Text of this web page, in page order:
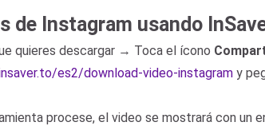
de Instagram usando
quieres descargar → Toca el ícono
es2/download-video-instagram y
procese, el video se mostrará con